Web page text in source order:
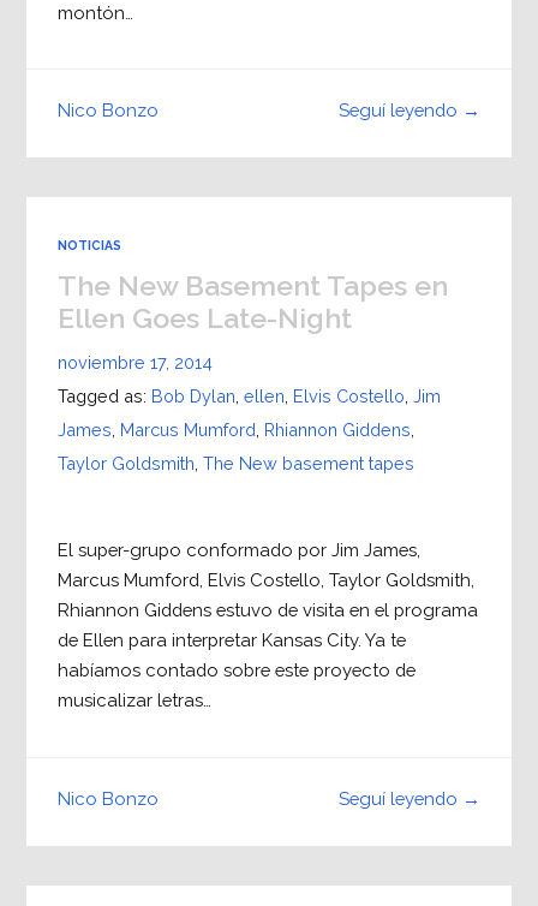
montón…
Seguí leyendo →
Nico Bonzo
NOTICIAS
The New Basement Tapes en
Ellen Goes Late-Night
noviembre 17, 2014
Tagged as: Bob Dylan, ellen, Elvis Costello, Jim
James, Marcus Mumford, Rhiannon Giddens,
Taylor Goldsmith, The New basement tapes
El super-grupo conformado por Jim James,
Marcus Mumford, Elvis Costello, Taylor Goldsmith,
Rhiannon Giddens estuvo de visita en el programa
de Ellen para interpretar Kansas City. Ya te
habíamos contado sobre este proyecto de
musicalizar letras…
Seguí leyendo →
Nico Bonzo